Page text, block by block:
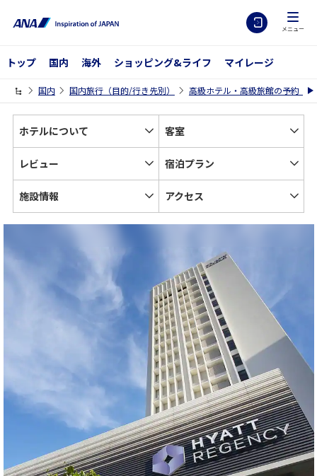
メニュー
トップ 国内 海外 ショッピング&ライフ マイレージ
国内 国内旅行（目的/行き先別） 高級ホテル・高級旅館の予約【
ホテルについて
客室
レビュー 宿泊プラン
施設情報 アクセス